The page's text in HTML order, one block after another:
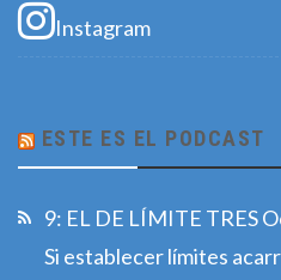
Instagram
ESTE ES EL PODCAST
9: EL DE LÍMITE TRES
Si establecer límites